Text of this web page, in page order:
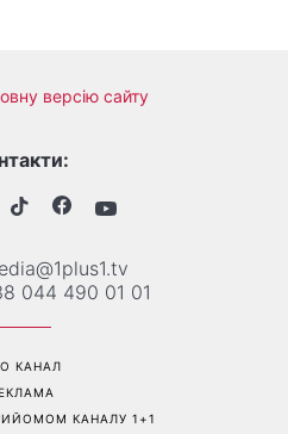
версію сайту
044 490 01 01
КАНАЛ
КАНАЛУ 1+1